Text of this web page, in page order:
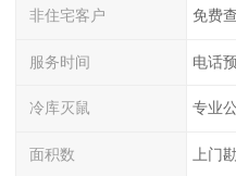
非住宅客户 免费
服务时间 电话
冷库灭鼠 专业
面积数 上门